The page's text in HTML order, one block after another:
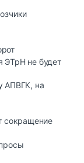
ЭТрН не будет
АПВГК, на
сокращение